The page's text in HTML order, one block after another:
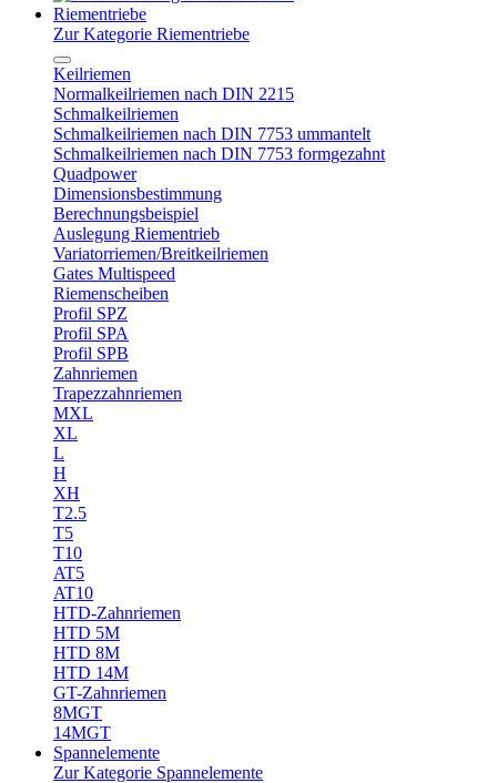
Riementriebe
Zur Kategorie Riementriebe
Keilriemen
Normalkeilriemen nach DIN 2215
Schmalkeilriemen
Schmalkeilriemen nach DIN 7753 ummantelt
Schmalkeilriemen nach DIN 7753 formgezahnt
Quadpower
Dimensionsbestimmung
Berechnungsbeispiel
Auslegung Riementrieb
Variatorriemen/Breitkeilriemen
Gates Multispeed
Riemenscheiben
Profil SPZ
Profil SPA
Profil SPB
Zahnriemen
Trapezzahnriemen
MXL
XL
L
H
XH
T2.5
T5
T10
AT5
AT10
HTD-Zahnriemen
HTD 5M
HTD 8M
HTD 14M
GT-Zahnriemen
8MGT
14MGT
Spannelemente
Zur Kategorie Spannelemente